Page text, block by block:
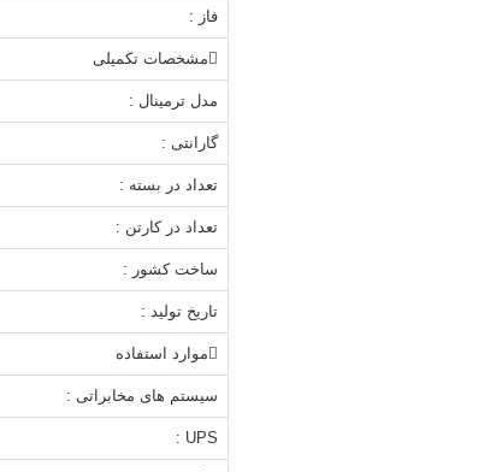
فاز :
مشخصات تکمیلی
مدل ترمینال :
گارانتی :
تعداد در بسته :
تعداد در کارتن :
ساخت کشور :
تاریخ تولید :
موارد استفاده
سیستم های مخابراتی :
UPS :